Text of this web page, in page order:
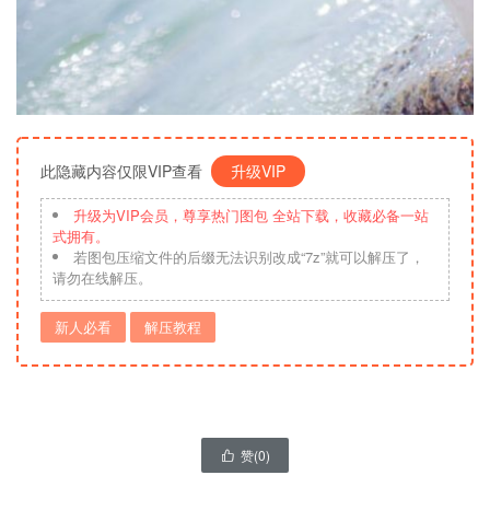
此隐藏内容仅限VIP查看 升级VIP
升级为VIP会员，尊享热门图包 全站下载，收藏必备一站
式拥有。
若图包压缩文件的后缀无法识别改成“7z”就可以解压了，
请勿在线解压。
新人必看 解压教程
 赞(0)